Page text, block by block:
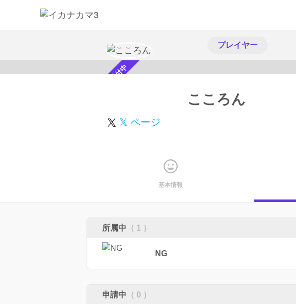
プレイヤー
スカウト受付中 こころん
𝕏 ページ
基本情報
所属中 （ 1 ）
NG
申請中 （ 0 ）